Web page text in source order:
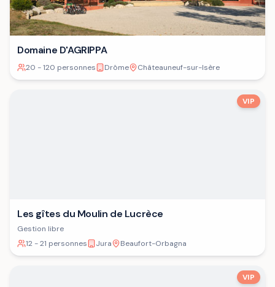
Domaine D'AGRIPPA
20 - 120 personnes Drôme Châteauneuf-sur-Isère
VIP
Les gîtes du Moulin de Lucrèce
Gestion libre
12 - 21 personnes
Jura Beaufort-Orbagna
VIP